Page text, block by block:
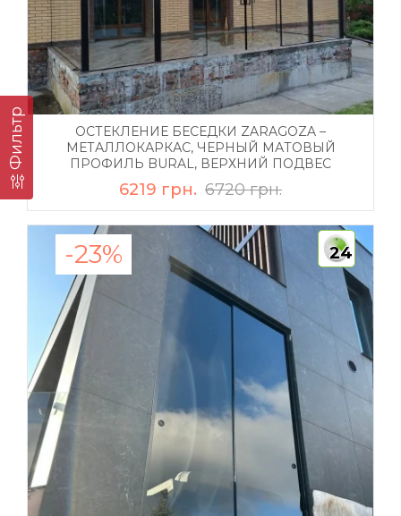
Фильтр
ОСТЕКЛЕНИЕ БЕСЕДКИ ZARAGOZA –
МЕТАЛЛОКАРКАС, ЧЕРНЫЙ МАТОВЫЙ
ПРОФИЛЬ BURAL, ВЕРХНИЙ ПОДВЕС
6219 грн. 6720 грн.
-23% 24